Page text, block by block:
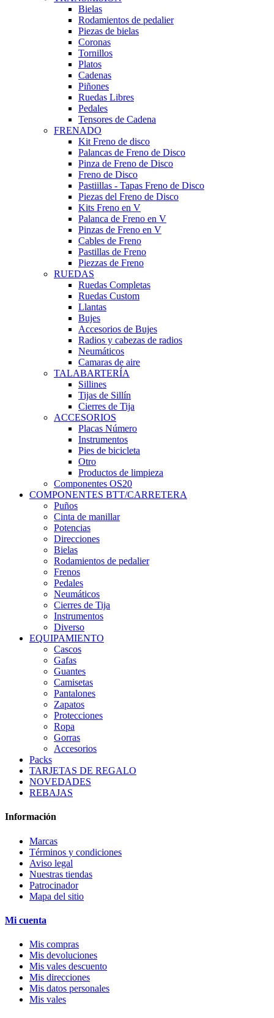
Bielas
Rodamientos de pedalier
Piezas de bielas
Coronas
Tornillos
Platos
Cadenas
Piñones
Ruedas Libres
Pedales
Tensores de Cadena
FRENADO
Kit Freno de disco
Palancas de Freno de Disco
Pinza de Freno de Disco
Freno de Disco
Pastiillas - Tapas Freno de Disco
Piezas del Freno de Disco
Kits Freno en V
Palanca de Freno en V
Pinzas de Freno en V
Cables de Freno
Pastillas de Freno
Piezzas de Freno
RUEDAS
Ruedas Completas
Ruedas Custom
Llantas
Bujes
Accesorios de Bujes
Radios y cabezas de radios
Neumáticos
Camaras de aire
TALABARTERÍA
Sillines
Tijas de Sillín
Cierres de Tija
ACCESORIOS
Placas Número
Instrumentos
Pies de bicicleta
Otro
Productos de limpieza
Componentes OS20
COMPONENTES BTT/CARRETERA
Puños
Cinta de manillar
Potencias
Direcciones
Bielas
Rodamientos de pedalier
Frenos
Pedales
Neumáticos
Cierres de Tija
Instrumentos
Diverso
EQUIPAMIENTO
Cascos
Gafas
Guantes
Camisetas
Pantalones
Zapatos
Protecciones
Ropa
Gorras
Accesorios
Packs
TARJETAS DE REGALO
NOVEDADES
REBAJAS
Información
Marcas
Términos y condiciones
Aviso legal
Nuestras tiendas
Patrocinador
Mapa del sitio
Mi cuenta
Mis compras
Mis devoluciones
Mis vales descuento
Mis direcciones
Mis datos personales
Mis vales